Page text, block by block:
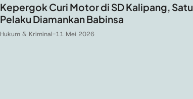
Kepergok Curi Motor di SD Kalipang, Satu
Pelaku Diamankan Babinsa
Hukum & Kriminal-11 Mei 2026